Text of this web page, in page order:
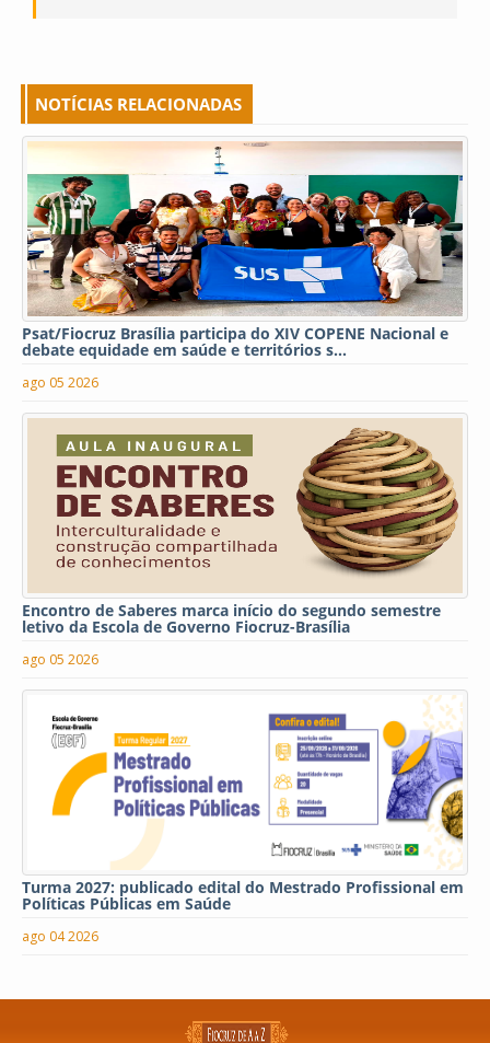
NOTÍCIAS RELACIONADAS
Psat/Fiocruz Brasília participa do XIV COPENE Nacional e
debate equidade em saúde e territórios s...
ago 05 2026
Encontro de Saberes marca início do segundo semestre
letivo da Escola de Governo Fiocruz-Brasília
ago 05 2026
Turma 2027: publicado edital do Mestrado Profissional em
Políticas Públicas em Saúde
ago 04 2026